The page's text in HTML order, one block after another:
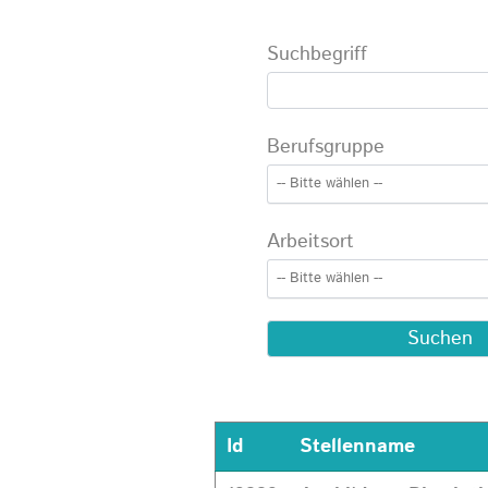
Suchbegriff
Berufsgruppe
Arbeitsort
Id Stellenname